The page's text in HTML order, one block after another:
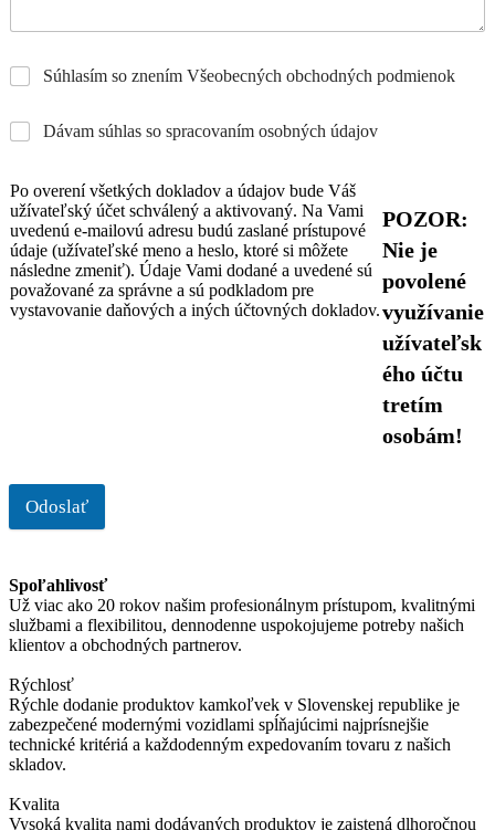
Súhlasím so znením Všeobecných obchodných podmienok
Dávam súhlas so spracovaním osobných údajov
Po overení všetkých dokladov a údajov bude Váš
užívateľský účet schválený a aktivovaný. Na Vami
uvedenú e-mailovú adresu budú zaslané prístupové
údaje (užívateľské meno a heslo, ktoré si môžete
následne zmeniť). Údaje Vami dodané a uvedené sú
považované za správne a sú podkladom pre
vystavovanie daňových a iných účtovných dokladov.
POZOR:
Nie je
povolené
využívanie
užívateľsk
ého účtu
tretím
osobám!
Odoslať
Spoľahlivosť
Už viac ako 20 rokov našim profesionálnym prístupom, kvalitnými
službami a flexibilitou, dennodenne uspokojujeme potreby našich
klientov a obchodných partnerov.
Rýchlosť
Rýchle dodanie produktov kamkoľvek v Slovenskej republike je
zabezpečené modernými vozidlami spĺňajúcimi najprísnejšie
technické kritériá a každodenným expedovaním tovaru z našich
skladov.
Kvalita
Vysoká kvalita nami dodávaných produktov je zaistená dlhoročnou